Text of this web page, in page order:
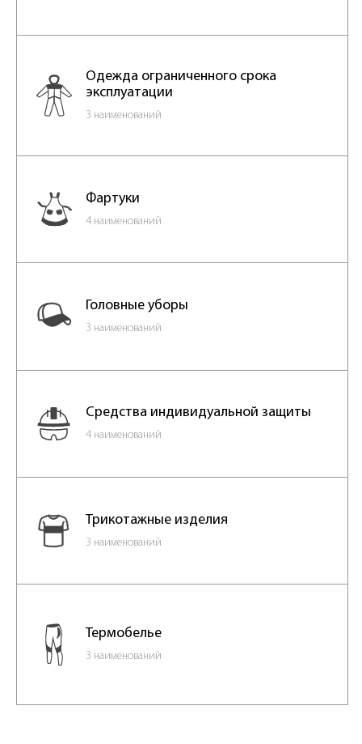
Одежда ограниченного срока
эксплуатации
3 наименований
Фартуки
4 наименований
Головные уборы
3 наименований
Средства индивидуальной защиты
4 наименований
Трикотажные изделия
3 наименований
Термобелье
3 наименований